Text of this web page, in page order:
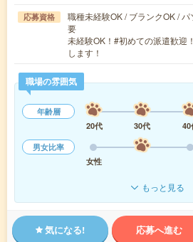
応募資格
職種未経験OK / ブランクOK /
要
未経験OK！#初めての派遣歓迎
します！
職場の雰囲気
年齢層
20代
30代 40
男女比率
女性
もっと見る
気になる! 応募へ進む